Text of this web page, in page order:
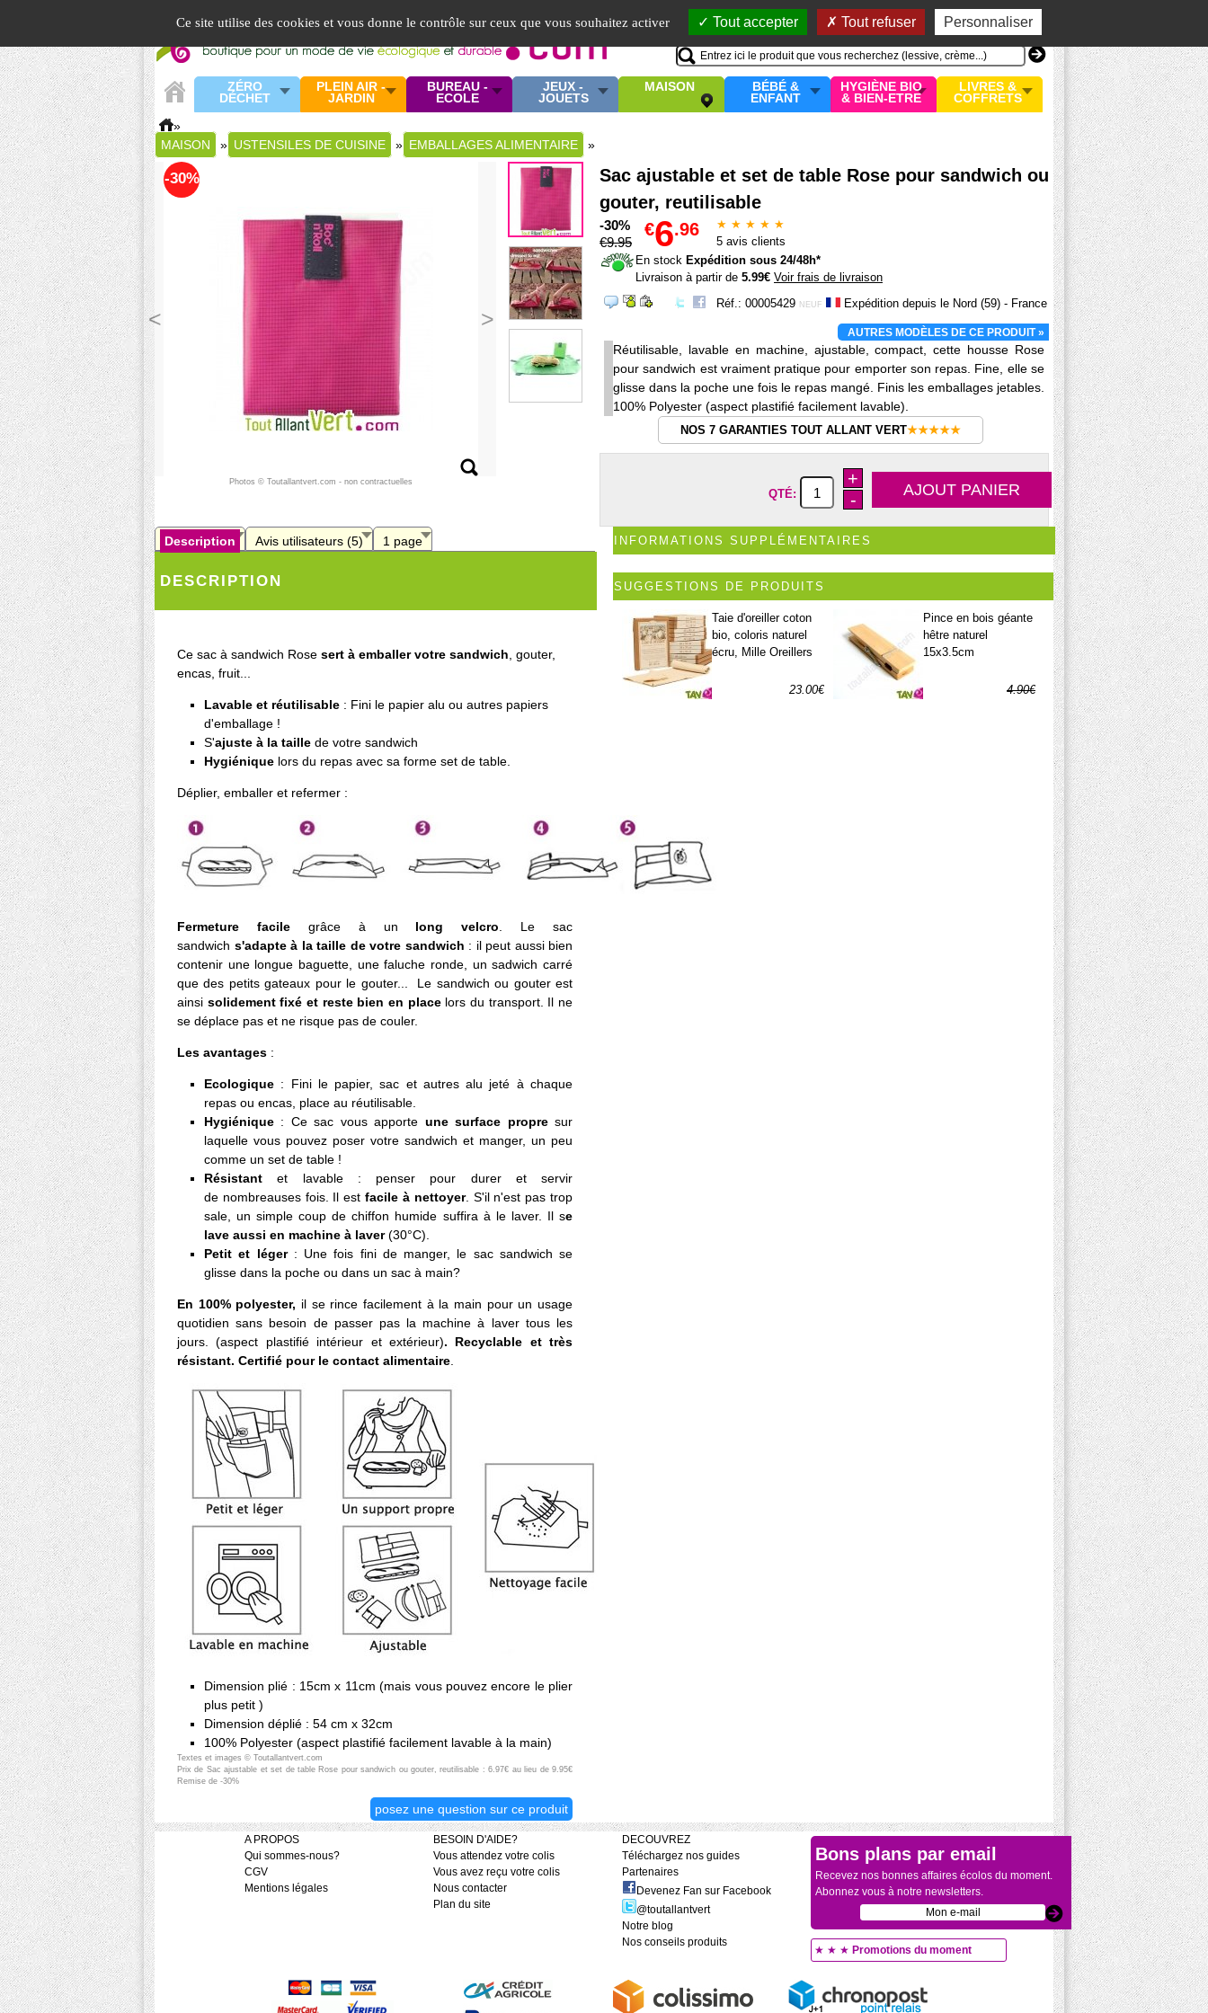
Ce site utilise des cookies et vous donne le contrôle sur ceux que vous souhaitez activer Tout accepter Tout refuser Personnaliser
Mon compte
MON PANIER
0 article
ZÉRO
DÉCHET
PLEIN AIR -
JARDIN
BUREAU -
ECOLE
JEUX -
JOUETS
MAISON
BÉBÉ &
ENFANT
HYGIÈNE BIO
& BIEN-ETRE
LIVRES &
COFFRETS
»
MAISON
» USTENSILES DE CUISINE » EMBALLAGES ALIMENTAIRE »
-30%
>
<
Photos © Toutallantvert.com - non contractuelles
Sac ajustable et set de table Rose pour sandwich ou
gouter, reutilisable
★ ★ ★ ★ ★
5 avis clients
-30%
€9.95
€6.96
En stock Expédition sous 24/48h*
Livraison à partir de 5.99€ Voir frais de livraison
Réf.: 00005429 NEUF Expédition depuis le Nord (59) - France
AUTRES MODÈLES DE CE PRODUIT »
Réutilisable, lavable en machine, ajustable, compact, cette housse Rose
pour sandwich est vraiment pratique pour emporter son repas. Fine, elle se
glisse dans la poche une fois le repas mangé. Finis les emballages jetables.
100% Polyester (aspect plastifié facilement lavable).
NOS 7 GARANTIES TOUT ALLANT VERT★★★★★
QTÉ:
+
-
INFORMATIONS SUPPLÉMENTAIRES
SUGGESTIONS DE PRODUITS
Taie d'oreiller coton
bio, coloris naturel
écru, Mille Oreillers
23.00€
Pince en bois géante
hêtre naturel
15x3.5cm
4.90€
Description Avis utilisateurs (5) 1 page
DESCRIPTION
Ce sac à sandwich Rose sert à emballer votre sandwich, gouter,
encas, fruit...
Lavable et réutilisable : Fini le papier alu ou autres papiers
d'emballage !
S'ajuste à la taille de votre sandwich
Hygiénique lors du repas avec sa forme set de table.
Déplier, emballer et refermer :
Fermeture facile grâce à un long velcro. Le sac
sandwich s'adapte à la taille de votre sandwich : il peut aussi bien
contenir une longue baguette, une faluche ronde, un sadwich carré
que des petits gateaux pour le gouter... Le sandwich ou gouter est
ainsi solidement fixé et reste bien en place lors du transport. Il ne
se déplace pas et ne risque pas de couler.
Les avantages :
Ecologique : Fini le papier, sac et autres alu jeté à chaque
repas ou encas, place au réutilisable.
Hygiénique : Ce sac vous apporte une surface propresur
laquelle vous pouvez poser votre sandwich et manger, un peu
comme un set de table !
Résistantet lavable : penser pour durer et servir
de nombreauses fois. Il estfacile à nettoyer. S'il n'est pas trop
sale, un simple coup de chiffon humide suffira à le laver. Il se
lave aussi en machine à laver(30°C).
Petit et léger : Une fois fini de manger, le sac sandwich se
glisse dans la poche ou dans un sac à main?
En 100% polyester, il se rince facilement à la main pour un usage
quotidien sans besoin de passer pas la machine à laver tous les
jours. (aspect plastifié intérieur et extérieur). Recyclable et très
résistant. Certifié pour le contact alimentaire.
Dimension plié : 15cm x 11cm (mais vous pouvez encore le plier
plus petit )
Dimension déplié : 54 cm x 32cm
100% Polyester (aspect plastifié facilement lavable à la main)
Textes et images © Toutallantvert.com
Prix de Sac ajustable et set de table Rose pour sandwich ou gouter, reutilisable : 6.97€ au lieu de 9.95€
Remise de -30%
posez une question sur ce produit
A PROPOS
Qui sommes-nous?
CGV
Mentions légales
BESOIN D'AIDE?
Vous attendez votre colis
Vous avez reçu votre colis
Nous contacter
Plan du site
DECOUVREZ
Téléchargez nos guides
Partenaires
Devenez Fan sur Facebook
@toutallantvert
Notre blog
Nos conseils produits
Bons plans par email
Recevez nos bonnes affaires écolos du moment.
Abonnez vous à notre newsletters.
★ ★ ★ Promotions du moment